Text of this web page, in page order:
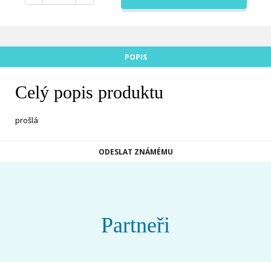
POPIS
Celý popis produktu
prošlá
ODESLAT ZNÁMÉMU
Partneři